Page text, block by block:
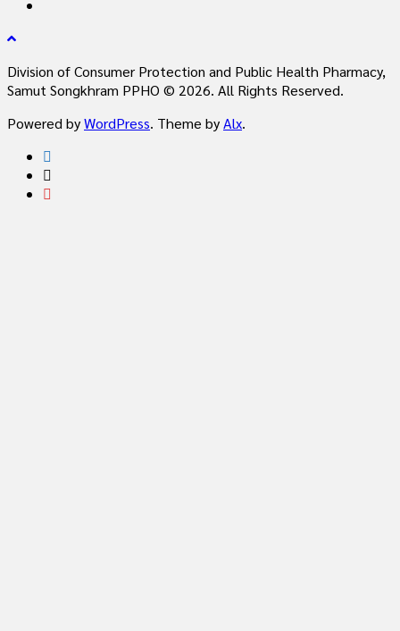
Division of Consumer Protection and Public Health Pharmacy,
Samut Songkhram PPHO © 2026. All Rights Reserved.
Powered byWordPress. Theme byAlx.